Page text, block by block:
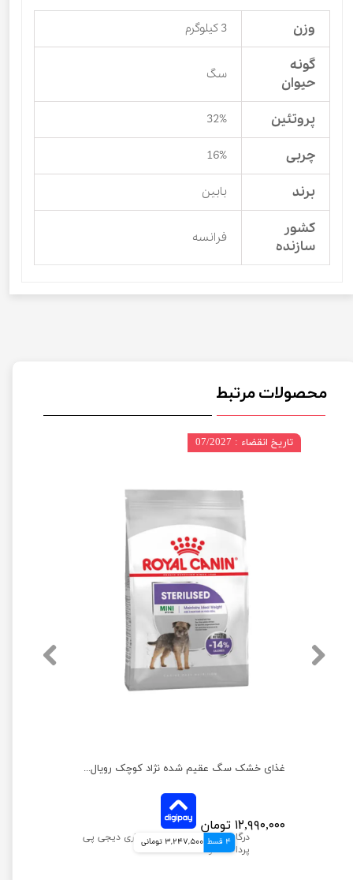
وزن 3 کیلوگرم
گونه
حیوان
سگ
پروتئین 32%
چربی 16%
برند بابین
کشور
سازنده
فرانسه
محصولات مرتبط
غذای خشک سگ عقیم شده نژاد کوچک رویال کنین وزن 3 کیلوگرم
۱۲,۹۹۰,۰۰۰ تومان
4 قسط 3,247,500 تومانی
تاریخ انقضاء : 07/2027